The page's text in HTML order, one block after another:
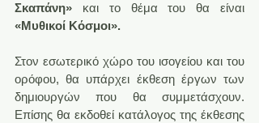
Σκαπάνη»
«Μυθικοί Κόσμοι».
Στον εσωτερικό χώρο του ισογείου και του
ορόφου, θα υπάρχει έκθεση έργων των
δημιουργών που θα συμμετάσχουν.
Επίσης θα εκδοθεί κατάλογος της έκθεσης